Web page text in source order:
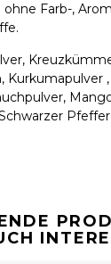
Farb-,
Kurkumapulver
Pfeffer